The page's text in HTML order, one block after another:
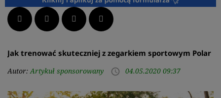
Facebook Twitter LinkedIn Pinterest
Jak trenować skuteczniej z zegarkiem sportowym Polar
Autor: Artykuł sponsorowany access_time 04.05.2020 09:37